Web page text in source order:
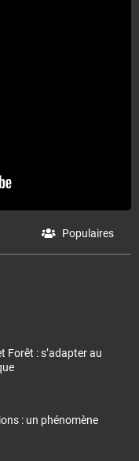
Populaires
Forêt : s’adapter au
: un phénomène